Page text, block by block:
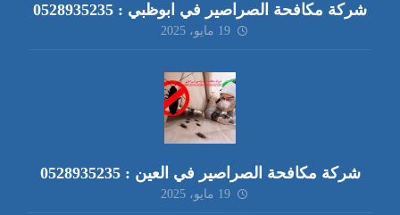
شركة مكافحة الصراصير في ابوظبي : 0528935235
19 مايو، 2025
شركة مكافحة الصراصير في العين : 0528935235
19 مايو، 2025